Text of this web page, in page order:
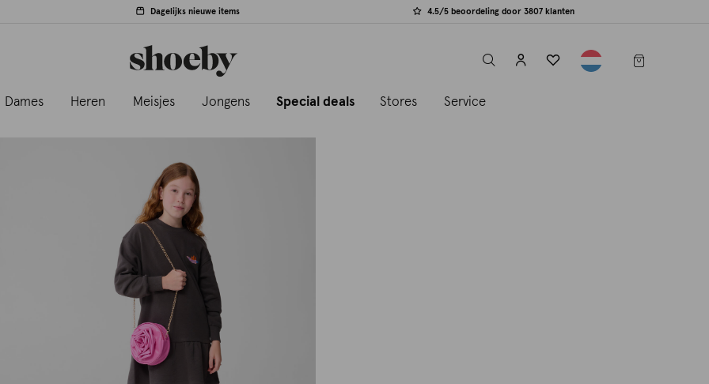
Dagelijks nieuwe items 4.5/5 beoordeling door 3807 klanten
label.header.toggle
Dames Heren Meisjes Jongens Special deals Stores Service